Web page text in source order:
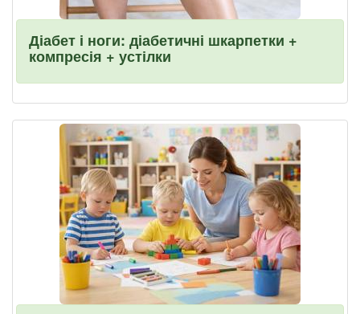
Діабет і ноги: діабетичні шкарпетки +
компресія + устілки